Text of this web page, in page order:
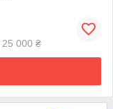
25 000 ₴